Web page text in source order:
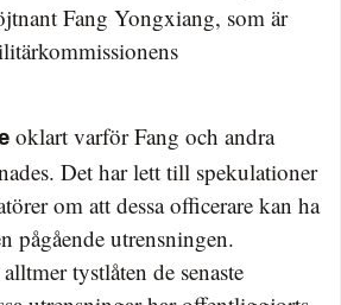
Fang Yongxiang, som är
oklart varför Fang och andra
Det har lett till spekulationer
om att dessa officerare kan ha
pågående utrensningen.
tystlåten de senaste